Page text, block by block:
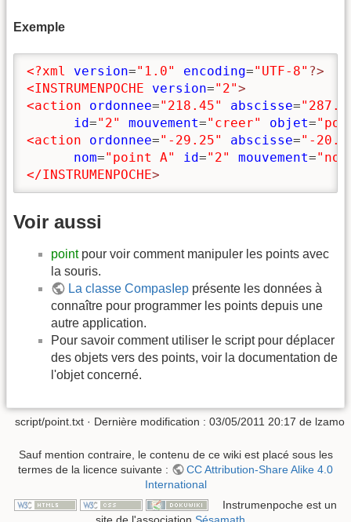
Exemple
<?xml version="1.0" encoding="UTF-8" ?>
<INSTRUMENPOCHE
version="2">
<action
ordonnee="218.45" abscisse=
id="2" mouvement="creer" objet=
<action
ordonnee="-29.25" abscisse="-
nom="point A" id="2" mouvement=
</INSTRUMENPOCHE>
Voir aussi
pointpour voir comment manipuler les points avec
la souris.
La classe CompasIep présente les données à
connaître pour programmer les points depuis une
autre application.
Pour savoir comment utiliser le script pour déplacer
des objets vers des points, voir la documentation de
l'objet concerné.
script/point.txt · Dernière modification : 03/05/2011 20:17 de lzamo
Sauf mention contraire, le contenu de ce wiki est placé sous les
termes de la licence suivante :
CC Attribution-Share Alike 4.0
International
Instrumenpoche est un
site de l'association Sésamath